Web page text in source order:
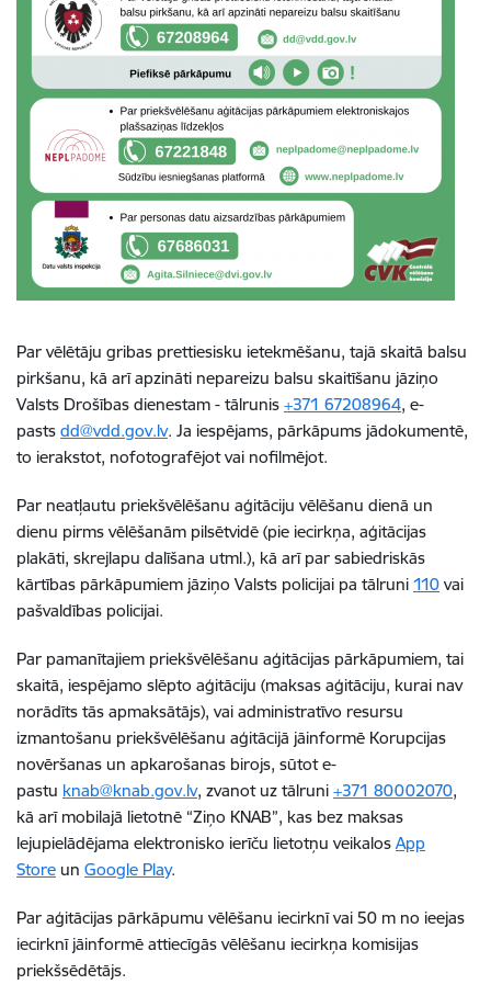
Par vēlētāju gribas prettiesisku ietekmēšanu, tajā skaitā balsu
pirkšanu, kā arī apzināti nepareizu balsu skaitīšanu jāziņo
Valsts Drošības dienestam - tālrunis +371 67208964, e-
pasts dd@vdd.gov.lv. Ja iespējams, pārkāpums jādokumentē,
to ierakstot, nofotografējot vai nofilmējot.
Par neatļautu priekšvēlēšanu aģitāciju vēlēšanu dienā un
dienu pirms vēlēšanām pilsētvidē (pie iecirkņa, aģitācijas
plakāti, skrejlapu dalīšana utml.), kā arī par sabiedriskās
kārtības pārkāpumiem jāziņo Valsts policijai pa tālruni 110 vai
pašvaldības policijai.
Par pamanītajiem priekšvēlēšanu aģitācijas pārkāpumiem, tai
skaitā, iespējamo slēpto aģitāciju (maksas aģitāciju, kurai nav
norādīts tās apmaksātājs), vai administratīvo resursu
izmantošanu priekšvēlēšanu aģitācijā jāinformē Korupcijas
novēršanas un apkarošanas birojs, sūtot e-
pastu knab@knab.gov.lv, zvanot uz tālruni +371 80002070,
kā arī mobilajā lietotnē “Ziņo KNAB”, kas bez maksas
lejupielādējama elektronisko ierīču lietotņu veikalos App
Store un Google Play.
Par aģitācijas pārkāpumu vēlēšanu iecirknī vai 50 m no ieejas
iecirknī jāinformē attiecīgās vēlēšanu iecirkņa komisijas
priekšsēdētājs.